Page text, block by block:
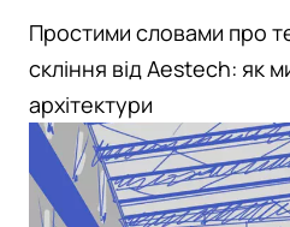
Простими словами про
скління від Aestech: як
архітектури